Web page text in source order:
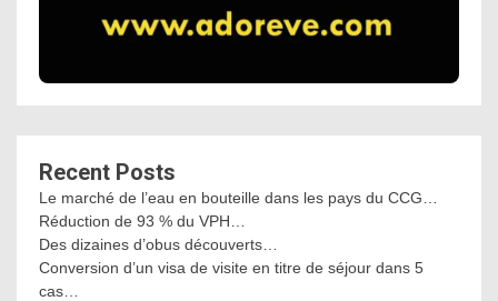
Recent Posts
Le marché de l’eau en bouteille dans les pays du CCG…
Réduction de 93 % du VPH…
Des dizaines d’obus découverts…
Conversion d’un visa de visite en titre de séjour dans 5
cas…